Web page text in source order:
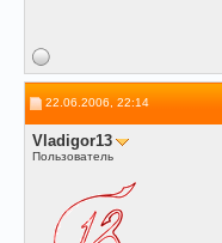
22.06.2006, 22:14
Vladigor13
Пользователь